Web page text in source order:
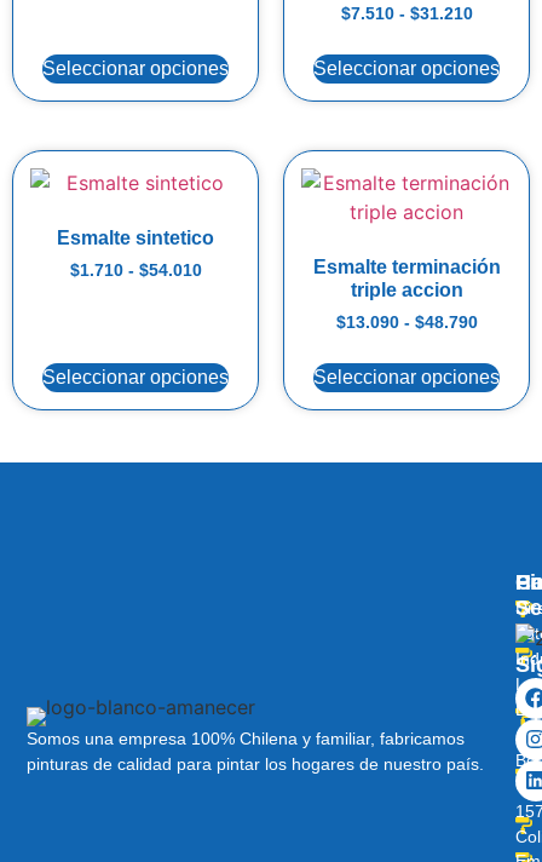
Seleccionar opciones
$7.510 - $31.210
Seleccionar opciones
Esmalte sintetico
$1.710 - $54.010
Seleccionar opciones
Esmalte terminación
triple accion
$13.090 - $48.790
Seleccionar opciones
Somos una empresa 100% Chilena y familiar, fabricamos
pinturas de calidad para pintar los hogares de nuestro país.
Los
Av